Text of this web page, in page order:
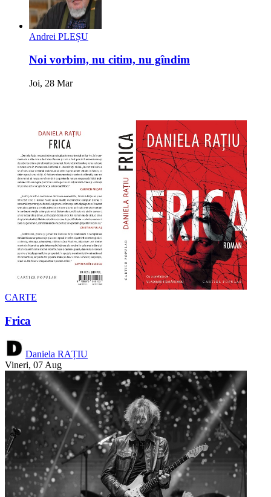
Andrei PLEȘU
Noi vorbim, nu citim, nu gîndim
Joi, 28 Mar
CARTE
Frica
Daniela RAȚIU
Vineri, 07 Aug